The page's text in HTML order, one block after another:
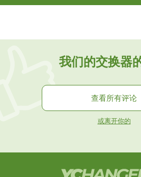
我们的交换器
查看所有评论
或离开你的